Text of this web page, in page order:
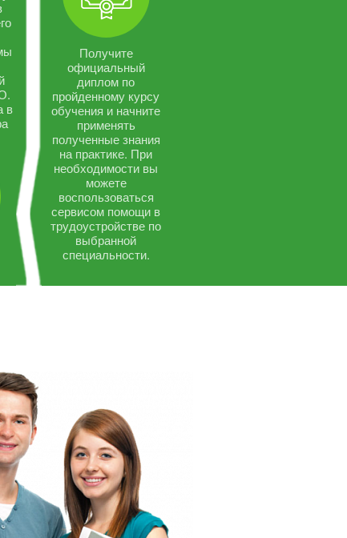
в
Получите
официальный
диплом по
пройденному курсу
обучения и начните
применять
полученные знания
на практике. При
необходимости вы
можете
воспользоваться
сервисом помощи в
трудоустройстве по
выбранной
специальности.